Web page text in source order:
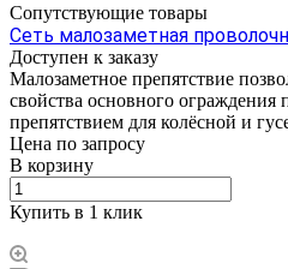
Сопутствующие товары
Сеть малозаметная
Доступен к заказу
Малозаметное препятствие
свойства основного ограждения
препятствием для колёсной и
Цена по запросу
В корзину
Купить в 1 клик